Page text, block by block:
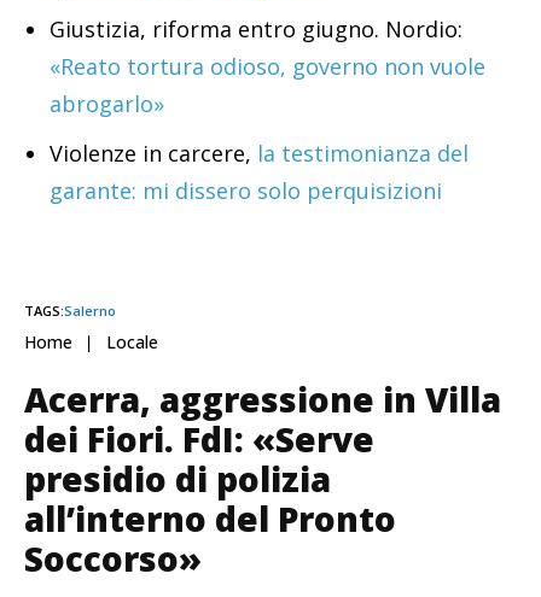
Giustizia, riforma entro giugno. Nordio:
«Reato tortura odioso, governo non vuole
abrogarlo»
Violenze in carcere, la testimonianza del
garante: mi dissero solo perquisizioni
TAGS:Salerno
Home Locale
Acerra, aggressione in Villa
dei Fiori. FdI: «Serve
presidio di polizia
all’interno del Pronto
Soccorso»